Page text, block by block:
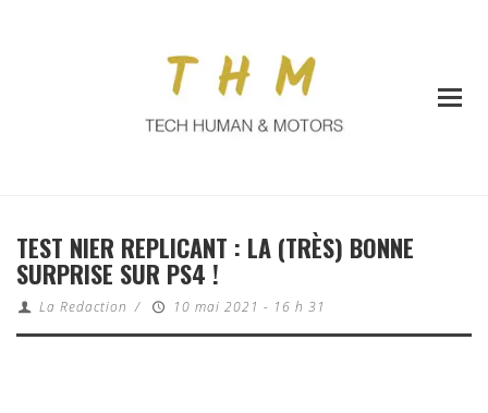
TEST NIER REPLICANT : LA (TRÈS) BONNE
SURPRISE SUR PS4 !
La Redaction / 10 mai 2021 - 16 h 31